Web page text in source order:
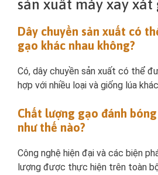
sản xuất máy xay xát
Dây chuyền sản xuất có
gạo khác nhau không?
Có, dây chuyền sản xuất có thể
hợp với nhiều loại và giống lúa
Chất lượng gạo đánh
như thế nào?
Công nghệ hiện đại và các biện
lượng được thực hiện trên toàn